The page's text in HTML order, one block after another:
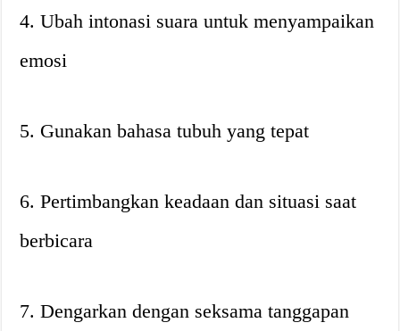
4. Ubah intonasi suara untuk menyampaikan
emosi
5. Gunakan bahasa tubuh yang tepat
6. Pertimbangkan keadaan dan situasi saat
berbicara
7. Dengarkan dengan seksama tanggapan